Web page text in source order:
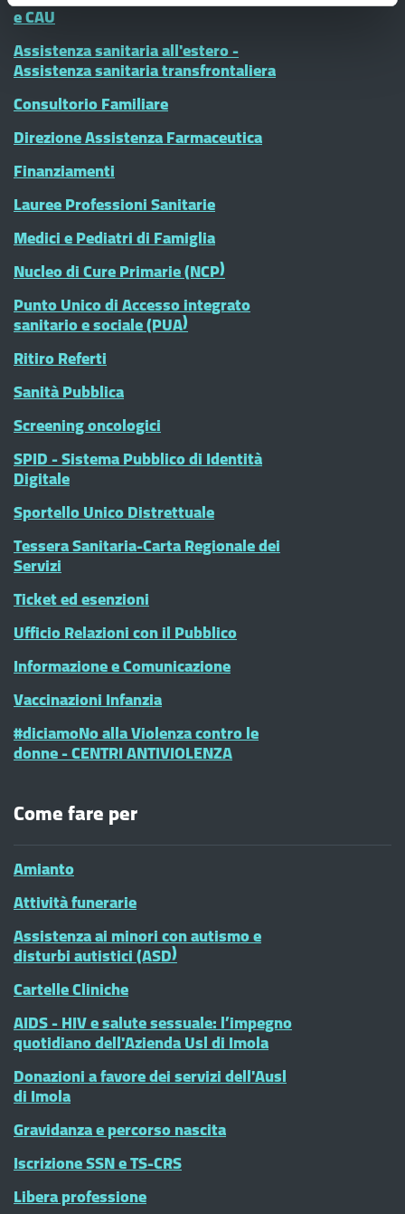
e CAU
Assistenza sanitaria all'estero -
Assistenza sanitaria transfrontaliera
Consultorio Familiare
Direzione Assistenza Farmaceutica
Finanziamenti
Lauree Professioni Sanitarie
Medici e Pediatri di Famiglia
Nucleo di Cure Primarie (NCP)
Punto Unico di Accesso integrato
sanitario e sociale (PUA)
Ritiro Referti
Sanità Pubblica
Screening oncologici
SPID - Sistema Pubblico di Identità
Digitale
Sportello Unico Distrettuale
Tessera Sanitaria-Carta Regionale dei
Servizi
Ticket ed esenzioni
Ufficio Relazioni con il Pubblico
Informazione e Comunicazione
Vaccinazioni Infanzia
#diciamoNo alla Violenza contro le
donne - CENTRI ANTIVIOLENZA
Come fare per
Amianto
Attività funerarie
Assistenza ai minori con autismo e
disturbi autistici (ASD)
Cartelle Cliniche
AIDS - HIV e salute sessuale: l’impegno
quotidiano dell'Azienda Usl di Imola
Donazioni a favore dei servizi dell'Ausl
di Imola
Gravidanza e percorso nascita
Iscrizione SSN e TS-CRS
Libera professione